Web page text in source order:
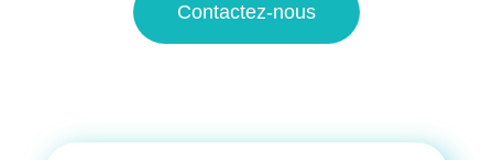
Contactez-nous